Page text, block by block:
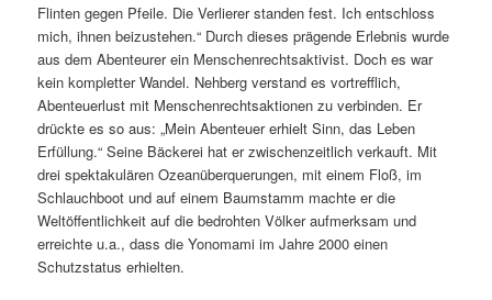
Flinten gegen Pfeile. Die Verlierer standen fest. Ich entschloss
mich, ihnen beizustehen.“ Durch dieses prägende Erlebnis wurde
aus dem Abenteurer ein Menschenrechtsaktivist. Doch es war
kein kompletter Wandel. Nehberg verstand es vortrefflich,
Abenteuerlust mit Menschenrechtsaktionen zu verbinden. Er
drückte es so aus: „Mein Abenteuer erhielt Sinn, das Leben
Erfüllung.“ Seine Bäckerei hat er zwischenzeitlich verkauft. Mit
drei spektakulären Ozeanüberquerungen, mit einem Floß, im
Schlauchboot und auf einem Baumstamm machte er die
Weltöffentlichkeit auf die bedrohten Völker aufmerksam und
erreichte u.a., dass die Yonomami im Jahre 2000 einen
Schutzstatus erhielten.